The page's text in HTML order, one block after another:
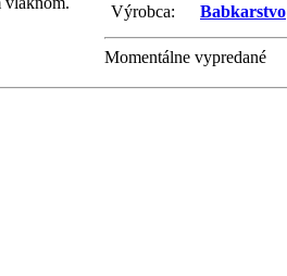
Výrobca: Babkarstvo
Momentálne vypredané